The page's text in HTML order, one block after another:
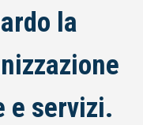
la
e servizi.